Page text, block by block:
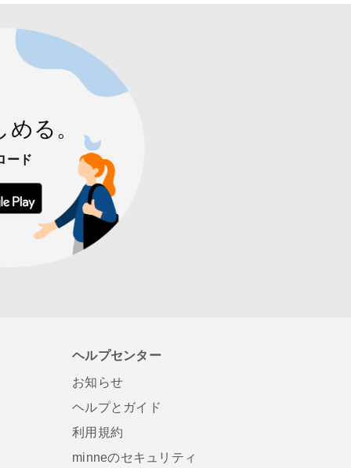
る。
ード
ウンロードGoogle Play で手に入れよう
ヘルプセンター
お知らせ
ヘルプとガイド
利用規約
minneのセキュリティ